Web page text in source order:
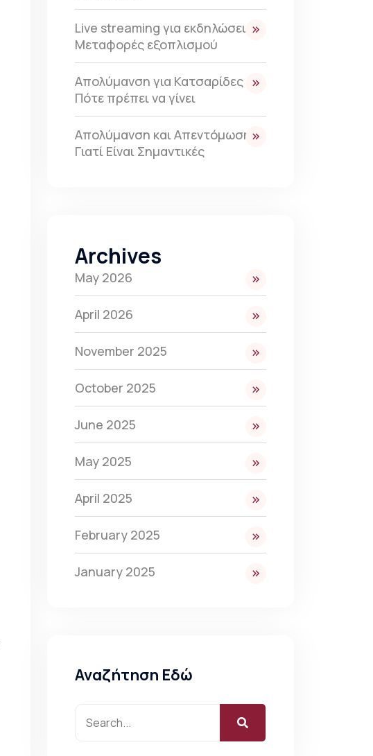
Live streaming για εκδηλώσεις –
Μεταφορές εξοπλισμού
Απολύμανση για Κατσαρίδες –
Πότε πρέπει να γίνει
Απολύμανση και Απεντόμωση:
Γιατί Είναι Σημαντικές
Archives
May 2026
April 2026
November 2025
October 2025
June 2025
May 2025
April 2025
February 2025
January 2025
Αναζήτηση Εδώ